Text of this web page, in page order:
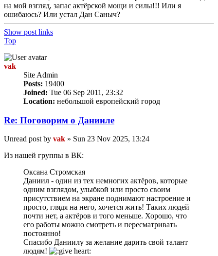
на мой взгляд, запас актёрской мощи и силы!!! Или я
ошибаюсь? Или устал Дан Саныч?
Show post links
Top
vak
Site Admin
Posts: 19400
Joined: Tue 06 Sep 2011, 23:32
Location: небольшой европейский город
Re: Поговорим o Данииле
Unread post by vak » Sun 23 Nov 2025, 13:24
Из нашей группы в ВК:
Оксана Стромская
Даниил - один из тех немногих актёров, которые
одним взглядом, улыбкой или просто своим
присутствием на экране поднимают настроение и
просто, глядя на него, хочется жить! Таких людей
почти нет, а актёров и того меньше. Хорошо, что
его работы можно смотреть и пересматривать
постоянно!
Спасибо Даниилу за желание дарить свой талант
людям!